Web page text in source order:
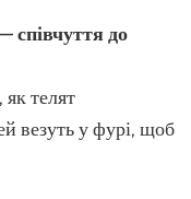
співчуття до
телят
везуть у фурі, щоб